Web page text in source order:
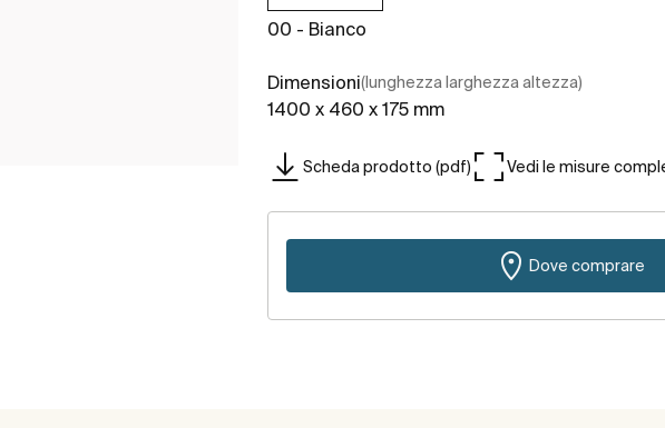
00 - Bianco
Dimensioni(lunghezza larghezza altezza)
1400 x 460 x 175 mm
Scheda prodotto (pdf) Vedi le misure
Dove comprare